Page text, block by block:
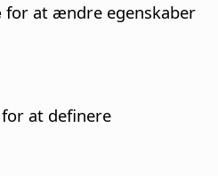
for at ændre egenskaber
for at definere